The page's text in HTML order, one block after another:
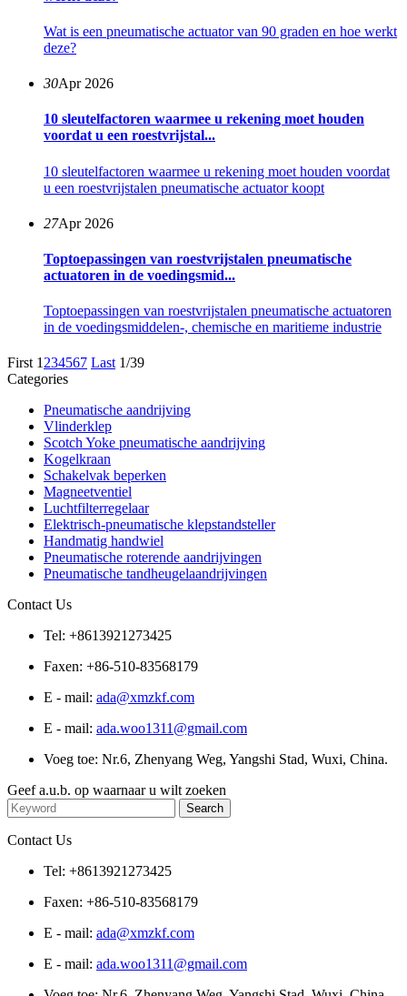
Wat is een pneumatische actuator van 90 graden en hoe werkt
deze?
30Apr 2026
10 sleutelfactoren waarmee u rekening moet houden
voordat u een roestvrijstal...
10 sleutelfactoren waarmee u rekening moet houden voordat
u een roestvrijstalen pneumatische actuator koopt
27Apr 2026
Toptoepassingen van roestvrijstalen pneumatische
actuatoren in de voedingsmid...
Toptoepassingen van roestvrijstalen pneumatische actuatoren
in de voedingsmiddelen-, chemische en maritieme industrie
First 1 234567 Last 1/39
Categories
Pneumatische aandrijving
Vlinderklep
Scotch Yoke pneumatische aandrijving
Kogelkraan
Schakelvak beperken
Magneetventiel
Luchtfilterregelaar
Elektrisch-pneumatische klepstandsteller
Handmatig handwiel
Pneumatische roterende aandrijvingen
Pneumatische tandheugelaandrijvingen
Contact Us
Tel: +8613921273425
Faxen: +86-510-83568179
E - mail: ada@xmzkf.com
E - mail: ada.woo1311@gmail.com
Voeg toe: Nr.6, Zhenyang Weg, Yangshi Stad, Wuxi, China.
Geef a.u.b. op waarnaar u wilt zoeken
Contact Us
Tel: +8613921273425
Faxen: +86-510-83568179
E - mail: ada@xmzkf.com
E - mail: ada.woo1311@gmail.com